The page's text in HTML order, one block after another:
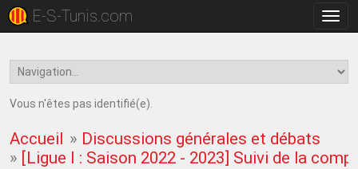
la
E-S-Tunis.com
Vous n'êtes pas identifié(e).
Accueil » Discussions générales et débats
» [Ligue I : Saison 2022 - 2023] Suivi de la